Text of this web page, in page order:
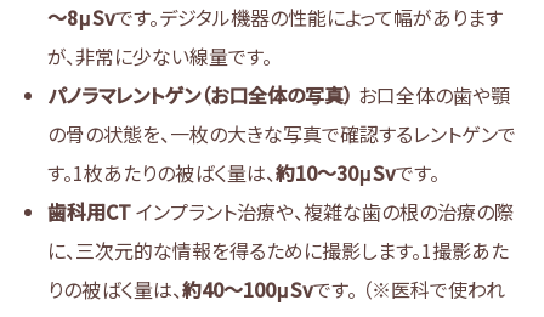
～8μSvです。デジタル機器の性能によって幅があります
が、非常に少ない線量です。
パノラマレントゲン（お口全体の写真） お口全体の歯や顎
の骨の状態を、一枚の大きな写真で確認するレントゲンで
す。1枚あたりの被ばく量は、約10～30μSvです。
歯科用CTインプラント治療や、複雑な歯の根の治療の際
に、三次元的な情報を得るために撮影します。1撮影あた
りの被ばく量は、約40～100μSvです。 （※医科で使われ